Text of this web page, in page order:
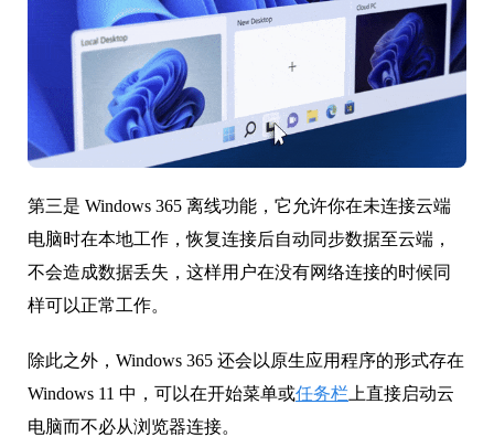
第三是 Windows 365 离线功能，它允许你在未连接云端
电脑时在本地工作，恢复连接后自动同步数据至云端，
不会造成数据丢失，这样用户在没有网络连接的时候同
样可以正常工作。
除此之外，Windows 365 还会以原生应用程序的形式存在
Windows 11 中，可以在开始菜单或任务栏 上直接启动云
电脑而不必从浏览器连接。